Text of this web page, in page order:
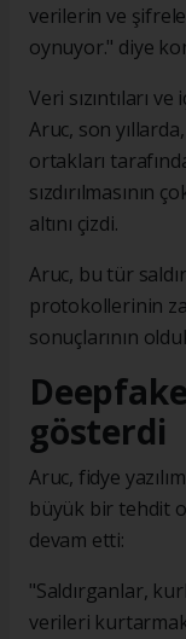
verilerin ve
oynuyor." diye
Veri sızıntıları
Aruc, son
ortakları
altını çizdi.
Aruc, bu tür
protokollerinin
sonuçlarının
gösterdi
Aruc, fidye
büyük bir tehdit
devam etti:
"Saldırganlar,
verileri